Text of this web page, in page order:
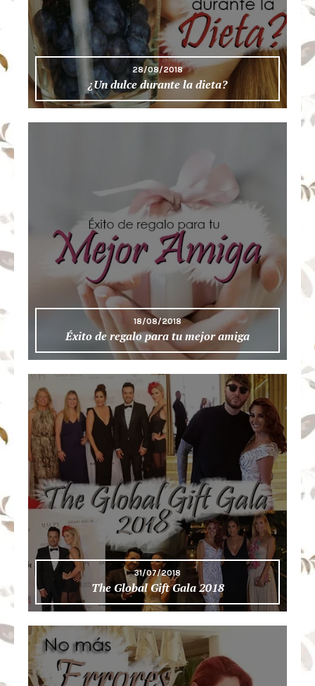
28/08/2018
¿Un dulce durante la dieta?
18/08/2018
Éxito de regalo para tu mejor amiga
31/07/2018
The Global Gift Gala 2018